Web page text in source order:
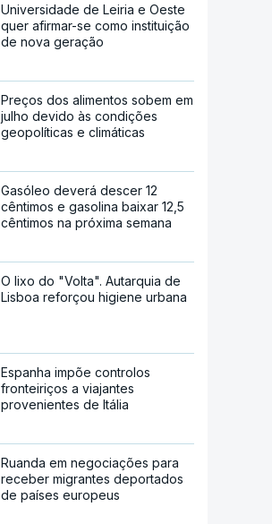
Universidade de Leiria e Oeste
quer afirmar-se como instituição
de nova geração
Preços dos alimentos sobem em
julho devido às condições
geopolíticas e climáticas
Gasóleo deverá descer 12
cêntimos e gasolina baixar 12,5
cêntimos na próxima semana
O lixo do "Volta". Autarquia de
Lisboa reforçou higiene urbana
Espanha impõe controlos
fronteiriços a viajantes
provenientes de Itália
Ruanda em negociações para
receber migrantes deportados
de países europeus